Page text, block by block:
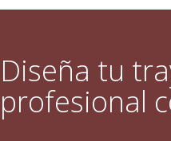
Diseña tu
profesional